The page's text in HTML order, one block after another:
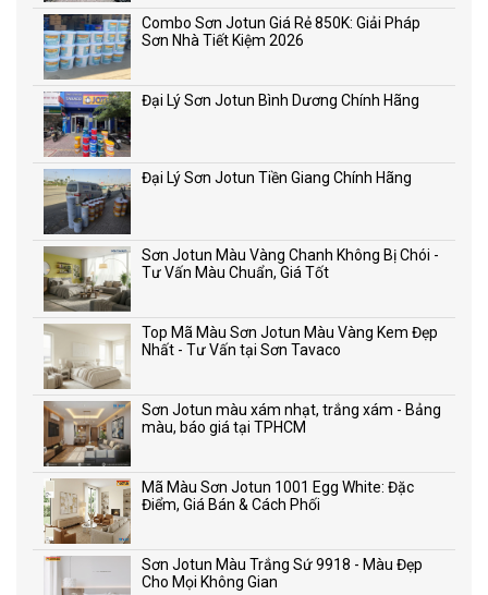
Combo Sơn Jotun Giá Rẻ 850K: Giải Pháp
Sơn Nhà Tiết Kiệm 2026
Đại Lý Sơn Jotun Bình Dương Chính Hãng
Đại Lý Sơn Jotun Tiền Giang Chính Hãng
Sơn Jotun Màu Vàng Chanh Không Bị Chói -
Tư Vấn Màu Chuẩn, Giá Tốt
Top Mã Màu Sơn Jotun Màu Vàng Kem Đẹp
Nhất - Tư Vấn tại Sơn Tavaco
Sơn Jotun màu xám nhạt, trắng xám - Bảng
màu, báo giá tại TPHCM
Mã Màu Sơn Jotun 1001 Egg White: Đặc
Điểm, Giá Bán & Cách Phối
Sơn Jotun Màu Trắng Sứ 9918 - Màu Đẹp
Cho Mọi Không Gian